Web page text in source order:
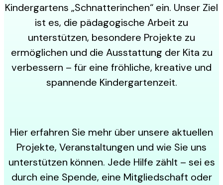
Kindergartens „Schnatterinchen“ ein. Unser Ziel
ist es, die pädagogische Arbeit zu
unterstützen, besondere Projekte zu
ermöglichen und die Ausstattung der Kita zu
verbessern – für eine fröhliche, kreative und
spannende Kindergartenzeit.
Hier erfahren Sie mehr über unsere aktuellen
Projekte, Veranstaltungen und wie Sie uns
unterstützen können. Jede Hilfe zählt – sei es
durch eine Spende, eine Mitgliedschaft oder